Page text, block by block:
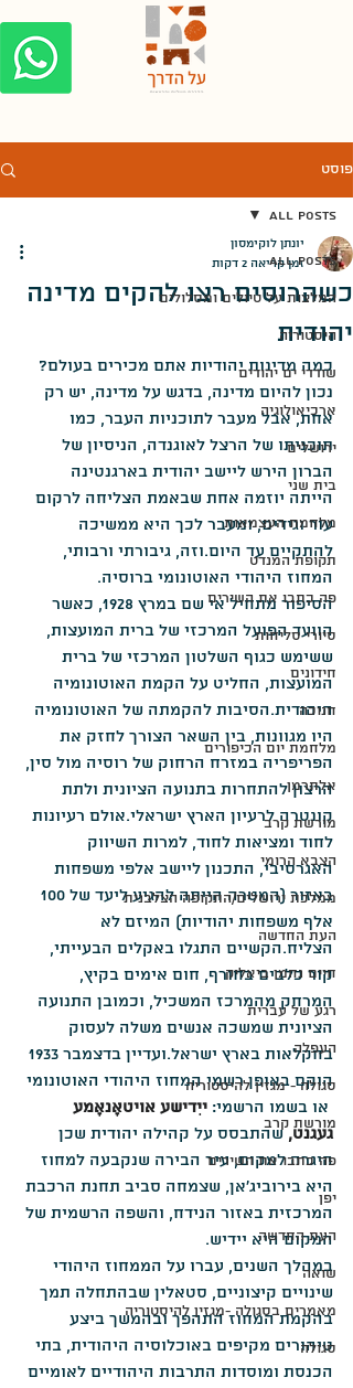
פוסט
All Posts
המלצות על טיולים ומסלולים
היסטוריה
שודדי ים יהודים
ארכיאולוגיה
ירושלים
בית שני
מלחמת העצמאות
תקופת המנדט
פה כתבו את השירים
סיורי סליחות
חידונים
חנוכה
מלחמת יום הכיפורים
אלתרמן
מורשת קרב
הצבא הרומי
ממלכת ירושלים/התקופה הצלבנית
העת החדשה
חיים נחמן ביאליק
רגע של עברית
העפלה
סגולה - מגזין להיסטוריה
מורשת קרב
פה כתבו את השירים
יפן
העת החדשה
שואה
מאמרים בסגולה -מגזין להיסטוריה
סגולה
All Posts
כשהרוסים רצו להקים מדינה
יהודית
יונתן לוקימסון
זמן קריאה 2 דקות
כמה מדינות יהודיות אתם מכירים בעולם?
נכון להיום מדינה, בדגש על מדינה, יש רק
אחת, אבל מעבר לתוכניות העבר, כמו
תוכניתו של הרצל לאוגנדה, הניסיון של
הברון הירש ליישב יהודית בארגנטינה
הייתה יוזמה אחת שבאמת הצליחה לרקום
עור וגידים, ומעבר לכך היא ממשיכה
להתקיים עד היום.וזה, גיבורתי ורבותי,
המחוז היהודי האוטונומי ברוסיה.
הסיפור מתחיל אי שם במרץ 1928, כאשר
הוועד הפועל המרכזי של ברית המועצות,
ששימש כגוף השלטון המרכזי של ברית
המועצות, החליט על הקמת האוטונומיה
היהודית.הסיבות להקמתה של האוטונומיה
היו מגוונות, בין השאר הצורך לחזק את
הפריפריה במזרח הרחוק של רוסיה מול סין,
הרצון להתחרות בתנועה הציונית ולתת
קונטרה לרעיון הארץ ישראלי.אולם רעיונות
לחוד ומציאות לחוד, למרות השיווק
האגרסיבי, התכנון ליישב אלפי משפחות
אלף משפחות יהודיות) המיזם לא
הצליח.הקשיים התגלו באקלים הבעייתי,
קור כלבים בחורף, חום אימים בקיץ,
המרחק מהמרכז המשכיל, וכמובן התנועה
הציונית שמשכה אנשים משלה לעסוק
הוקם באופן רשמי המחוז היהודי האוטונומי
או בשמו הרשמי: ייִדישע אויטאָנאָמע
געגנט, שהתבסס על קהילה יהודית שכן
היגרה למקום, עיר הבירה שנקבעה למחוז
היא בירוביג'אן, שצמחה סביב תחנת הרכבת
המרכזית באזור הנידח, והשפה הרשמית של
המקום היא יידיש.
במהלך השנים, עברו על הממחוז היהודי
שינויים קיצוניים, סטאלין שבהתחלה תמך
בהקמת המחוז התהפך ובהמשך ביצע
טיהורים מקיפים באוכלוסיה היהודית, בתי
הכנסת ומוסדות התרבות היהודיים לאומיים